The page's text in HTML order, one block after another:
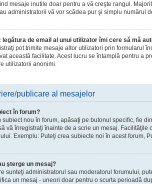
mesaje inutile doar pentru a vă creşte rangul.
administratorii vă vor scădea pur şi simplu numărul
legătura de email al unui utilizator îmi cere să mă
pot trimite mesaje altor utilizatori prin formularul
această facilitate. Acest lucru se întamplă pentru a
utilizatorii anonimi.
publicare al mesajelor
în forum?
subiect nou în forum, apăsaţi pe butonul specific, fie
vă înregistraţi înainte de a scrie un mesaj. Facilităţile
Exemplu: Puteţi crea subiecte noi în acest forum,
şterge un mesaj?
sunteţi administratorul sau moderatorul forumului,
un mesaj - uneori doar pentru o scurta perioadă